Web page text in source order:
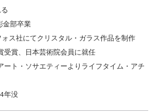
金部卒業
ス社にてクリスタル・ガラス作品を制作
賞、日本芸術院会員に就任
ト・ソサエティーよりライフタイム・アチ
年没